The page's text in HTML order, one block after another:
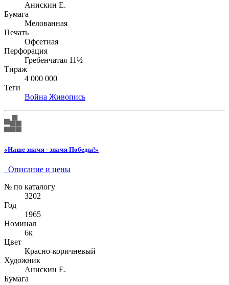
Анискин Е.
Бумага
Мелованная
Печать
Офсетная
Перфорация
Гребенчатая 11½
Тираж
4 000 000
Теги
Война Живопись
«Наше знамя - знамя Победы!»
Описание и цены
№ по каталогу
3202
Год
1965
Номинал
6к
Цвет
Красно-коричневый
Художник
Анискин Е.
Бумага